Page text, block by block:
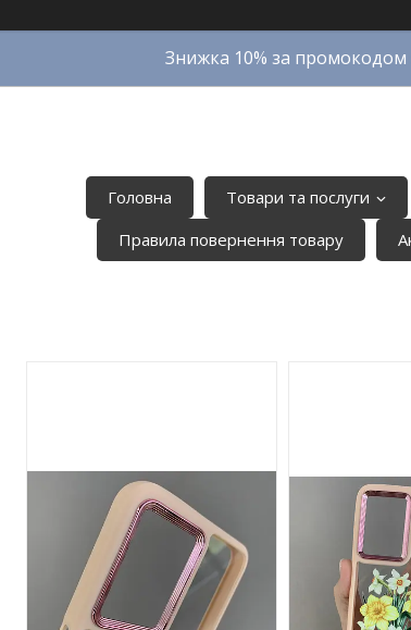
Знижка 10% за промокодом
Головна Товари та послуги
Правила повернення товару